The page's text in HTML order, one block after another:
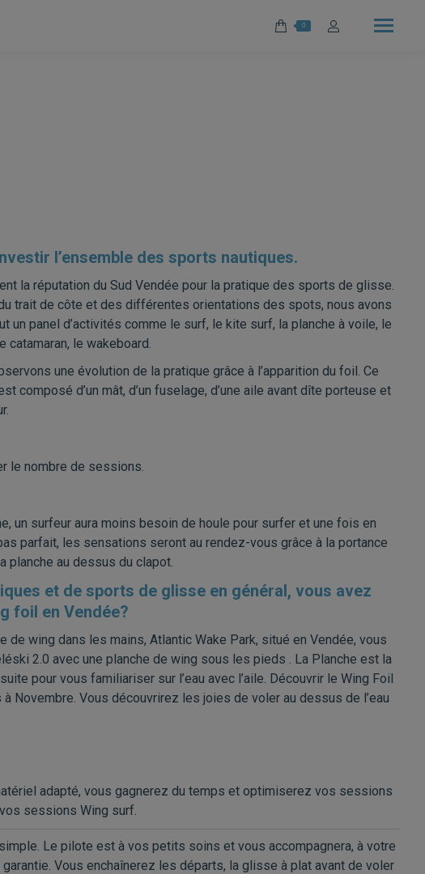
0
l’ensemble des sports nautiques.
la réputation du Sud Vendée pour la pratique des sports de glisse.
trait de côte et des différentes orientations des spots, nous avons
un panel d’activités comme le surf, le kite surf, la planche à voile, le
catamaran, le wakeboard.
une évolution de la pratique grâce à l’apparition du foil. Ce
composé d’un mât, d’un fuselage, d’une aile avant dîte porteuse et
le nombre de sessions.
un surfeur aura moins besoin de houle pour surfer et une fois en
pas parfait, les sensations seront au rendez-vous grâce à la portance
planche au dessus du clapot.
et de sports de glisse en général, vous avez
foil en Vendée?
de wing dans les mains, Atlantic Wake Park, situé en Vendée, vous
2.0 avec une planche de wing sous les pieds . La Planche est la
pour vous familiariser sur l’eau avec l’aile. Découvrir le Wing Foil
Novembre. Vous découvrirez les joies de voler au dessus de l’eau
adapté, vous gagnerez du temps et optimiserez vos sessions
sessions Wing surf.
Le pilote est à vos petits soins et vous accompagnera, à votre
Vous enchaînerez les départs, la glisse à plat avant de voler